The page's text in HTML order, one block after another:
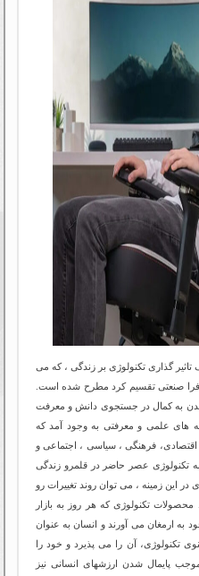
گذاری تکنولوژی بر زندگی ، که می
فرا صنعتی تقسیم کرد مطرح شده است.
به کمال در جستجوی دانش و معرفت
های علمی و معرفتی به وجود آمد که
فرهنگی ، سیاسی ، اجتماعی و
تکنولوژی عصر حاضر در قلمرو زندگی
این زمینه ، می توان روند تغییرات رو
تکنولوژی که هر روز به بازار
به ارمغان می آورند و انسان به عنوان
تکنولوژی، آن را می پذیرد و خود را
پایمال شدن ارزشهای انسانی نیز